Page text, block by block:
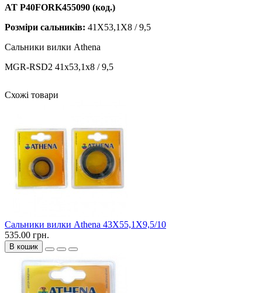
AT P40FORK455090 (код.)
Розміри сальників: 41X53,1X8 / 9,5
Сальники вилки Athena
MGR-RSD2 41x53,1x8 / 9,5
Схожі товари
Сальники вилки Athena 43X55,1X9,5/10
535.00 грн.
В кошик